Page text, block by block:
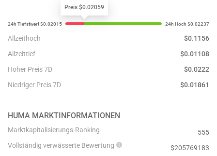
Preis $0.02059
Allzeithoch $0.1156
Allzeittief
$0.01108
Hoher Preis 7D
$0.0222
Niedriger Preis 7D
$0.01861
HUMA MARKTINFORMATIONEN
Marktkapitalisierungs-Ranking
555
Vollständig verwässerte Bewertung
$205769183